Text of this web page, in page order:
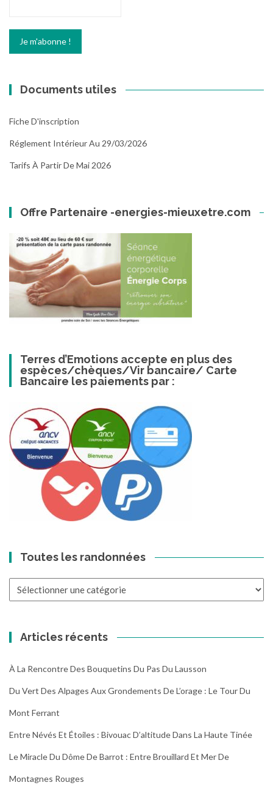
Documents utiles
Fiche D'inscription
Réglement Intérieur Au 29/03/2026
Tarifs À Partir De Mai 2026
Offre Partenaire -energies-mieuxetre.com
Terres d’Emotions accepte en plus des
espèces/chèques/Vir bancaire/ Carte
Bancaire les paiements par :
Toutes les randonnées
Articles récents
À La Rencontre Des Bouquetins Du Pas Du Lausson
Du Vert Des Alpages Aux Grondements De L’orage : Le Tour Du
Mont Ferrant
Entre Névés Et Étoiles : Bivouac D’altitude Dans La Haute Tinée
Le Miracle Du Dôme De Barrot : Entre Brouillard Et Mer De
Montagnes Rouges